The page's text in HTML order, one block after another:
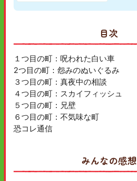
目次
１つ目の町：呪われた白い車
2つ目の町：怨みのぬいぐるみ
３つ目の町：真夜中の相談
４つ目の町：スカイフィッシュ
５つ目の町：兄壁
６つ目の町：不気味な町
恐コレ通信
みんなの感想